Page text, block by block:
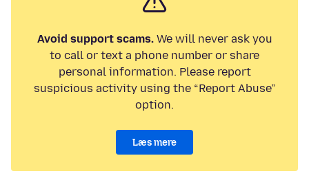
Avoid support scams.We will never ask you
to call or text a phone number or share
personal information. Please report
suspicious activity using the “Report Abuse”
option.
Læs mere